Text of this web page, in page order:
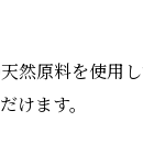
原料を使用し
けます。